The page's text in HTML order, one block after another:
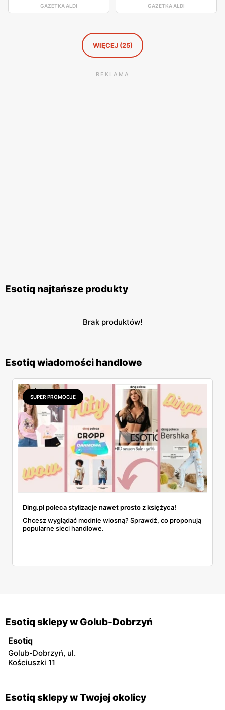
GAZETKA ALDI GAZETKA ALDI
WIĘCEJ (25)
REKLAMA
Esotiq najtańsze produkty
Brak produktów!
Esotiq wiadomości handlowe
SUPER PROMOCJE
Ding.pl poleca stylizacje nawet prosto z księżyca!
Chcesz wyglądać modnie wiosną? Sprawdź, co proponują
popularne sieci handlowe.
Esotiq sklepy w Golub-Dobrzyń
Esotiq
Golub-Dobrzyń, ul.
Kościuszki 11
Esotiq sklepy w Twojej okolicy